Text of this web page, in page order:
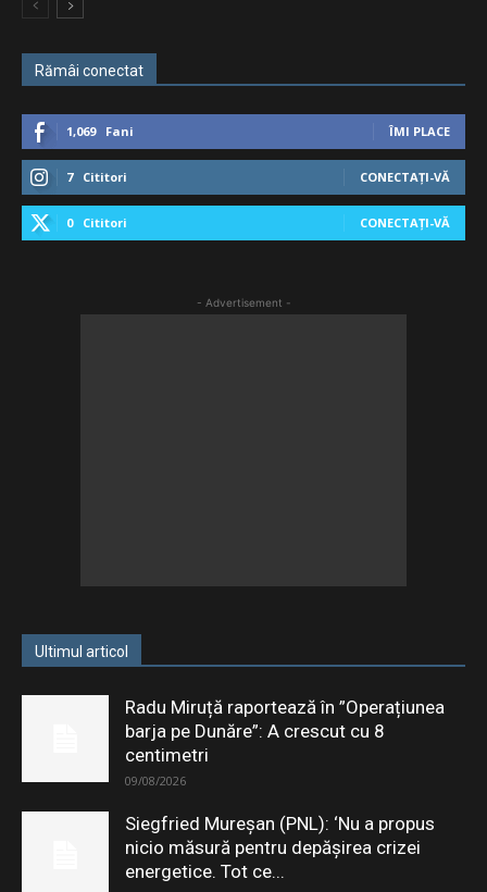
Rămâi conectat
1,069 Fani ÎMI PLACE
7 Cititori CONECTAȚI-VĂ
0 Cititori CONECTAȚI-VĂ
- Advertisement -
Ultimul articol
Radu Miruță raportează în ”Operațiunea
barja pe Dunăre”: A crescut cu 8
centimetri
09/08/2026
Siegfried Mureșan (PNL): ‘Nu a propus
nicio măsură pentru depăşirea crizei
energetice. Tot ce...